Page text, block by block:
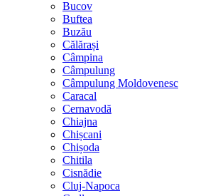
Bucov
Buftea
Buzău
Călărași
Câmpina
Câmpulung
Câmpulung Moldovenesc
Caracal
Cernavodă
Chiajna
Chișcani
Chișoda
Chitila
Cisnădie
Cluj-Napoca